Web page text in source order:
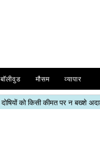
बॉलीवुड मौसम व्यापार